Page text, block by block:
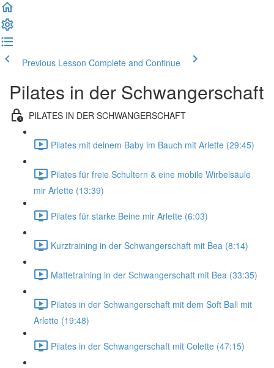
Previous Lesson Complete and Continue
Pilates in der Schwangerschaft
PILATES IN DER SCHWANGERSCHAFT
Pilates mit deinem Baby im Bauch mit Arlette (29:45)
Pilates für freie Schultern & eine mobile Wirbelsäule
mir Arlette (13:39)
Pilates für starke Beine mir Arlette (6:03)
Kurztraining in der Schwangerschaft mit Bea (8:14)
Mattetraining in der Schwangerschaft mit Bea (33:35)
Pilates in der Schwangerschaft mit dem Soft Ball mit
Arlette (19:48)
Pilates in der Schwangerschaft mit Colette (47:15)